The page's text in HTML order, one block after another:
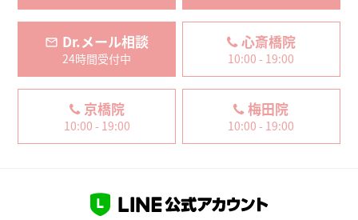
Dr.メール相談
24時間受付中
心斎橋院
10:00 - 19:00
京橋院
10:00 - 19:00
梅田院
10:00 - 19:00